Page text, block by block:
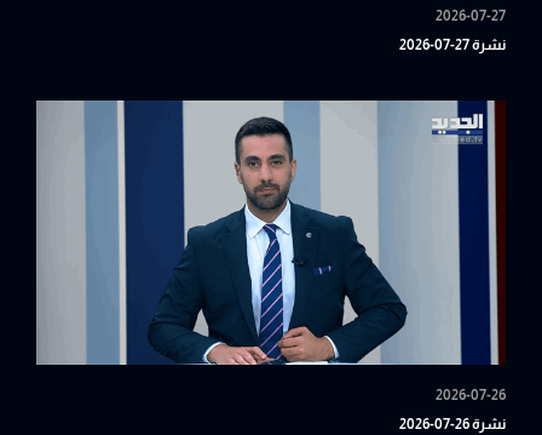
2026-07-27
نشرة 27-07-2026
2026-07-26
نشرة 26-07-2026